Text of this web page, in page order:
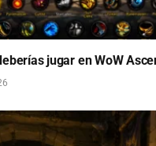
jugar en WoW